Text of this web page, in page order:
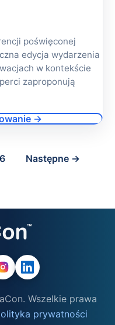
poświęconej
edycja wydarzenia
w kontekście
zaproponują
→
Następne →
Wszelkie prawa
prywatności